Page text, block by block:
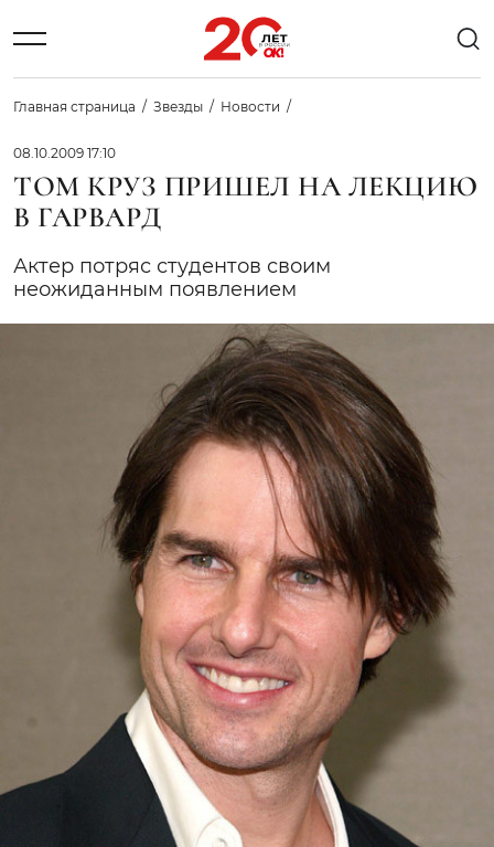
Главная страница Звезды Новости
08.10.2009 17:10
ТОМ КРУЗ ПРИШЕЛ НА ЛЕКЦИЮ
В ГАРВАРД
Актер потряс студентов своим
неожиданным появлением